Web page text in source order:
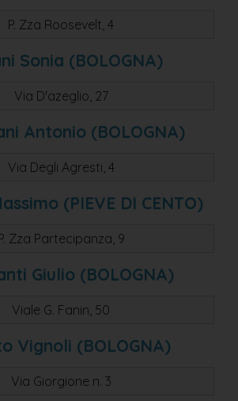
P. Zza Roosevelt, 4
Sonia (BOLOGNA)
Via D'azeglio, 27
Antonio (BOLOGNA)
Via Degli Agresti, 4
(PIEVE DI CENTO)
Zza Partecipanza, 9
Giulio (BOLOGNA)
Viale G. Fanin, 50
Vignoli (BOLOGNA)
Via Giorgione n. 3